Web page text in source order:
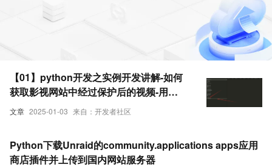
文章 2025-01-03 来自：开发者社区
【01】python开发之实例开发讲解-如何
获取影视网站中经过保护后的视频-用
python如何下载无法下载的视频资源含
Python下载Unraid的community.applications apps应用
商店插件并上传到国内网站服务器